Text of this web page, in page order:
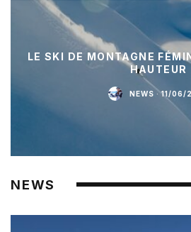
LE SKI DE MONTAGNE
HAUTEUR
NEWS · 11/06/
NEWS